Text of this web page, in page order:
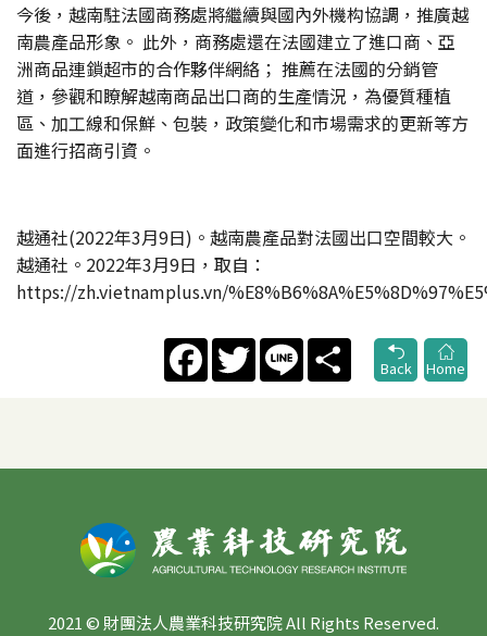
今後，越南駐法國商務處將繼續與國內外機构協調，推廣越
南農產品形象。 此外，商務處還在法國建立了進口商、亞
洲商品連鎖超市的合作夥伴網絡； 推薦在法國的分銷管
道，參觀和瞭解越南商品出口商的生產情況，為優質種植
區、加工線和保鮮、包裝，政策變化和市場需求的更新等方
面進行招商引資。
越通社(2022年3月9日)。越南農產品對法國出口空間較大。
越通社。2022年3月9日，取自：
https://zh.vietnamplus.vn/
FacebookTwitter Line
Share
Back
Home
2021 © 財團法人農業科技研究院 All Rights Reserved.